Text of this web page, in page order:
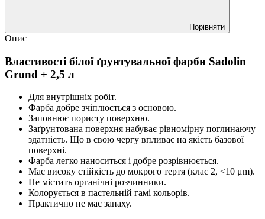
Порівняти
Опис
Властивості білої ґрунтувальної фарби Sadolin
Grund + 2,5 л
Для внутрішніх робіт.
Фарба добре зчіплюється з основою.
Заповнює пористу поверхню.
Заґрунтована поверхня набуває рівномірну поглинаючу
здатність. Що в свою чергу впливає на якість базової
поверхні.
Фарба легко наноситься і добре розрівнюється.
Має високу стійкість до мокрого тертя (клас 2, <10 μm).
Не містить органічні розчинники.
Колорується в пастельній гамі кольорів.
Практично не має запаху.